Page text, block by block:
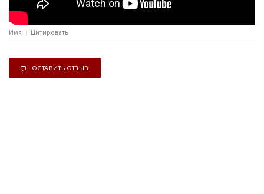
Имя Цитировать
ОСТАВИТЬ ОТЗЫВ